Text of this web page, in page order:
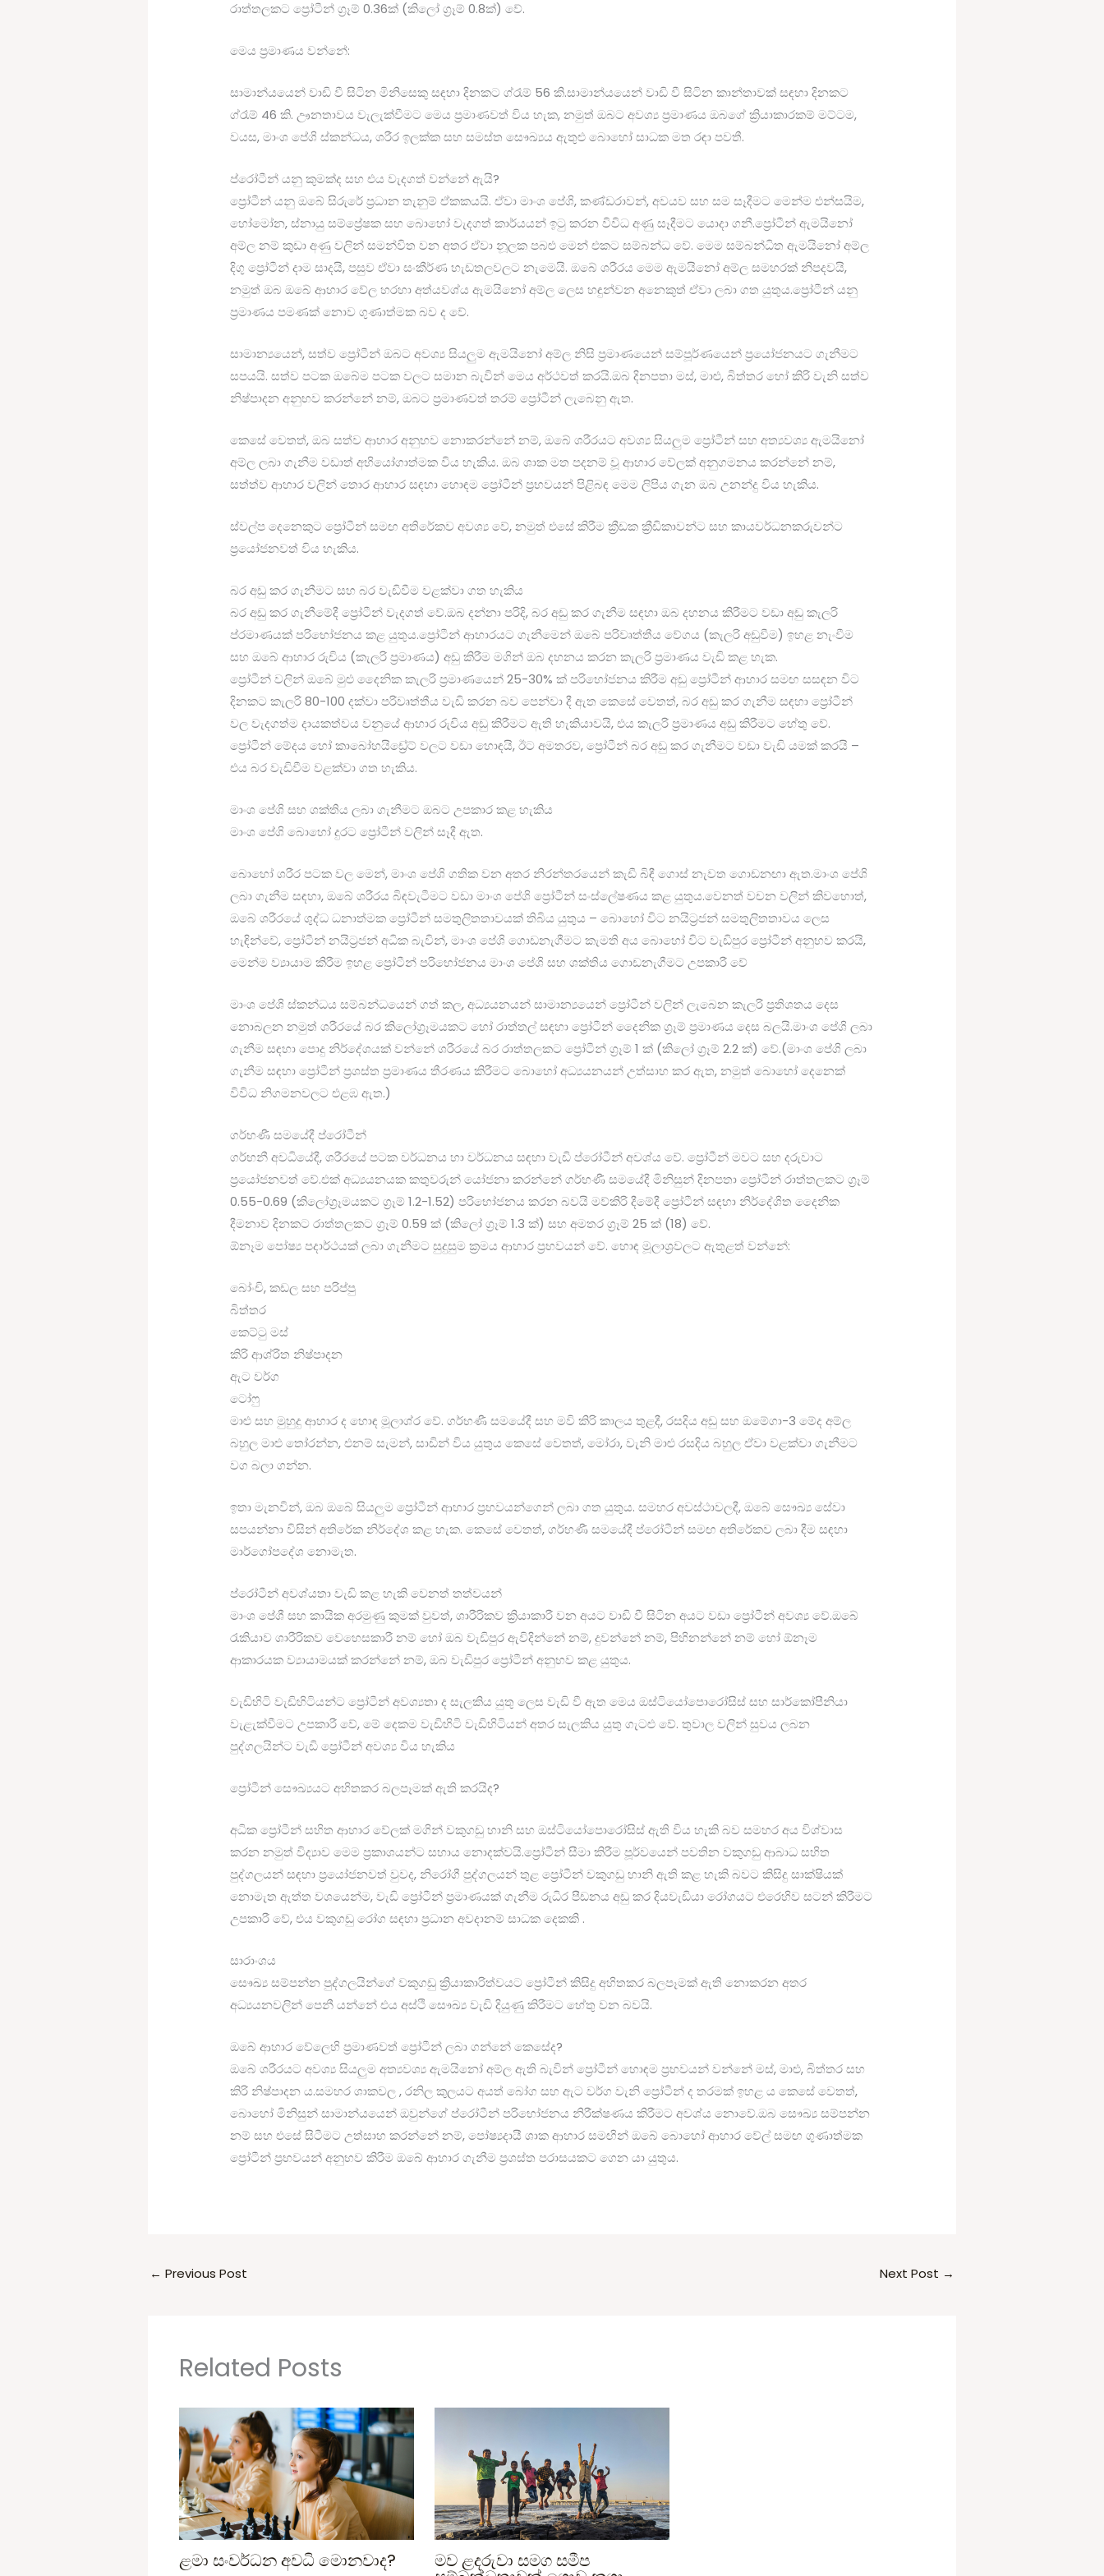
රාත්තලකට ප්‍රෝටීන් ග්‍රෑම් 0.36ක් (කිලෝ ග්‍රෑම් 0.8ක්) වේ.
මෙය ප්‍රමාණය වන්නේ:
සාමාන්යයෙන් වාඩි වී සිටින මිනිසෙකු සඳහා දිනකට ග්රෑම් 56 කි.සාමාන්යයෙන් වාඩි වී සිටින කාන්තාවක් සඳහා දිනකට
ග්රෑම් 46 කි. ඌනතාවය වැලැක්වීමට මෙය ප්‍රමාණවත් විය හැක, නමුත් ඔබට අවශ්‍ය ප්‍රමාණය ඔබගේ ක්‍රියාකාරකම් මට්ටම,
වයස, මාංශ පේශි ස්කන්ධය, ශරීර ඉලක්ක සහ සමස්ත සෞඛ්‍යය ඇතුළු බොහෝ සාධක මත රඳා පවතී.
ප්රෝටීන් යනු කුමක්ද සහ එය වැදගත් වන්නේ ඇයි?
ප්‍රෝටීන් යනු ඔබේ සිරුරේ ප්‍රධාන තැනුම් ඒකකයයි. ඒවා මාංශ පේශි, කණ්ඩරාවන්, අවයව සහ සම සෑදීමට මෙන්ම එන්සයිම,
හෝමෝන, ස්නායු සම්ප්‍රේෂක සහ බොහෝ වැදගත් කාර්යයන් ඉටු කරන විවිධ අණු සෑදීමට යොදා ගනී.ප්‍රෝටීන් ඇමයිනෝ
අම්ල නම් කුඩා අණු වලින් සමන්විත වන අතර ඒවා නූලක පබළු මෙන් එකට සම්බන්ධ වේ. මෙම සම්බන්ධිත ඇමයිනෝ අම්ල
දිගු ප්‍රෝටීන් දාම සාදයි, පසුව ඒවා සංකීර්ණ හැඩතලවලට නැමෙයි. ඔබේ ශරීරය මෙම ඇමයිනෝ අම්ල සමහරක් නිපදවයි,
නමුත් ඔබ ඔබේ ආහාර වේල හරහා අත්යවශ්ය ඇමයිනෝ අම්ල ලෙස හඳුන්වන අනෙකුත් ඒවා ලබා ගත යුතුය.ප්‍රෝටීන් යනු
ප්‍රමාණය පමණක් නොව ගුණාත්මක බව ද වේ.
සාමාන්‍යයෙන්, සත්ව ප්‍රෝටීන් ඔබට අවශ්‍ය සියලුම ඇමයිනෝ අම්ල නිසි ප්‍රමාණයෙන් සම්පූර්ණයෙන් ප්‍රයෝජනයට ගැනීමට
සපයයි. සත්ව පටක ඔබේම පටක වලට සමාන බැවින් මෙය අර්ථවත් කරයි.ඔබ දිනපතා මස්, මාළු, බිත්තර හෝ කිරි වැනි සත්ව
නිෂ්පාදන අනුභව කරන්නේ නම්, ඔබට ප්‍රමාණවත් තරම් ප්‍රෝටීන් ලැබෙනු ඇත.
කෙසේ වෙතත්, ඔබ සත්ව ආහාර අනුභව නොකරන්නේ නම්, ඔබේ ශරීරයට අවශ්‍ය සියලුම ප්‍රෝටීන් සහ අත්‍යවශ්‍ය ඇමයිනෝ
අම්ල ලබා ගැනීම වඩාත් අභියෝගාත්මක විය හැකිය. ඔබ ශාක මත පදනම් වූ ආහාර වේලක් අනුගමනය කරන්නේ නම්,
සත්ත්ව ආහාර වලින් තොර ආහාර සඳහා හොඳම ප්‍රෝටීන් ප්‍රභවයන් පිළිබඳ මෙම ලිපිය ගැන ඔබ උනන්දු විය හැකිය.
ස්වල්ප දෙනෙකුට ප්‍රෝටීන් සමඟ අතිරේකව අවශ්‍ය වේ, නමුත් එසේ කිරීම ක්‍රීඩක ක්‍රීඩිකාවන්ට සහ කායවර්ධනකරුවන්ට
ප්‍රයෝජනවත් විය හැකිය.
බර අඩු කර ගැනීමට සහ බර වැඩිවීම වළක්වා ගත හැකිය
බර අඩු කර ගැනීමේදී ප්‍රෝටීන් වැදගත් වේ.ඔබ දන්නා පරිදි, බර අඩු කර ගැනීම සඳහා ඔබ දහනය කිරීමට වඩා අඩු කැලරි
ප්රමාණයක් පරිභෝජනය කළ යුතුය.ප්‍රෝටීන් ආහාරයට ගැනීමෙන් ඔබේ පරිවෘත්තීය වේගය (කැලරි අඩුවීම) ඉහළ නැංවීම
සහ ඔබේ ආහාර රුචිය (කැලරි ප්‍රමාණය) අඩු කිරීම මගින් ඔබ දහනය කරන කැලරි ප්‍රමාණය වැඩි කළ හැක.
ප්‍රෝටීන් වලින් ඔබේ මුළු දෛනික කැලරි ප්‍රමාණයෙන් 25-30% ක් පරිභෝජනය කිරීම අඩු ප්‍රෝටීන් ආහාර සමඟ සසඳන විට
දිනකට කැලරි 80-100 දක්වා පරිවෘත්තීය වැඩි කරන බව පෙන්වා දී ඇත කෙසේ වෙතත්, බර අඩු කර ගැනීම සඳහා ප්‍රෝටීන්
වල වැදගත්ම දායකත්වය වනුයේ ආහාර රුචිය අඩු කිරීමට ඇති හැකියාවයි, එය කැලරි ප්‍රමාණය අඩු කිරීමට හේතු වේ.
ප්‍රෝටීන් මේදය හෝ කාබෝහයිඩ්‍රේට් වලට වඩා හොඳයි, ඊට අමතරව, ප්‍රෝටීන් බර අඩු කර ගැනීමට වඩා වැඩි යමක් කරයි –
එය බර වැඩිවීම වළක්වා ගත හැකිය.
මාංශ පේශි සහ ශක්තිය ලබා ගැනීමට ඔබට උපකාර කළ හැකිය
මාංශ පේශි බොහෝ දුරට ප්‍රෝටීන් වලින් සෑදී ඇත.
බොහෝ ශරීර පටක වල මෙන්, මාංශ පේශි ගතික වන අතර නිරන්තරයෙන් කැඩී බිඳී ගොස් නැවත ගොඩනඟා ඇත.මාංශ පේශි
ලබා ගැනීම සඳහා, ඔබේ ශරීරය බිඳවැටීමට වඩා මාංශ පේශි ප්‍රෝටීන් සංස්ලේෂණය කළ යුතුය.වෙනත් වචන වලින් කිවහොත්,
ඔබේ ශරීරයේ ශුද්ධ ධනාත්මක ප්‍රෝටීන් සමතුලිතතාවයක් තිබිය යුතුය – බොහෝ විට නයිට්‍රජන් සමතුලිතතාවය ලෙස
හැඳින්වේ, ප්‍රෝටීන් නයිට්‍රජන් අධික බැවින්, මාංශ පේශි ගොඩනැගීමට කැමති අය බොහෝ විට වැඩිපුර ප්‍රෝටීන් අනුභව කරයි,
මෙන්ම ව්‍යායාම කිරීම ඉහළ ප්‍රෝටීන් පරිභෝජනය මාංශ පේශි සහ ශක්තිය ගොඩනැගීමට උපකාරී වේ
මාංශ පේශි ස්කන්ධය සම්බන්ධයෙන් ගත් කල, අධ්‍යයනයන් සාමාන්‍යයෙන් ප්‍රෝටීන් වලින් ලැබෙන කැලරි ප්‍රතිශතය දෙස
නොබලන නමුත් ශරීරයේ බර කිලෝග්‍රෑමයකට හෝ රාත්තල් සඳහා ප්‍රෝටීන් දෛනික ග්‍රෑම් ප්‍රමාණය දෙස බලයි.මාංශ පේශි ලබා
ගැනීම සඳහා පොදු නිර්දේශයක් වන්නේ ශරීරයේ බර රාත්තලකට ප්‍රෝටීන් ග්‍රෑම් 1 ක් (කිලෝ ග්‍රෑම් 2.2 ක්) වේ.(මාංශ පේශි ලබා
ගැනීම සඳහා ප්‍රෝටීන් ප්‍රශස්ත ප්‍රමාණය තීරණය කිරීමට බොහෝ අධ්‍යයනයන් උත්සාහ කර ඇත, නමුත් බොහෝ දෙනෙක්
විවිධ නිගමනවලට එළඹ ඇත.)
ගර්භණී සමයේදී ප්රෝටීන්
ගර්භනී අවධියේදී, ශරීරයේ පටක වර්ධනය හා වර්ධනය සඳහා වැඩි ප්රෝටීන් අවශ්ය වේ. ප්‍රෝටීන් මවට සහ දරුවාට
ප්‍රයෝජනවත් වේ.එක් අධ්‍යයනයක කතුවරුන් යෝජනා කරන්නේ ගර්භණී සමයේදී මිනිසුන් දිනපතා ප්‍රෝටීන් රාත්තලකට ග්‍රෑම්
0.55-0.69 (කිලෝග්‍රෑමයකට ග්‍රෑම් 1.2-1.52) පරිභෝජනය කරන බවයි මව්කිරි දීමේදී ප්‍රෝටීන් සඳහා නිර්දේශිත දෛනික
දීමනාව දිනකට රාත්තලකට ග්‍රෑම් 0.59 ක් (කිලෝ ග්‍රෑම් 1.3 ක්) සහ අමතර ග්‍රෑම් 25 ක් (18) වේ.
ඕනෑම පෝෂ්‍ය පදාර්ථයක් ලබා ගැනීමට සුදුසුම ක්‍රමය ආහාර ප්‍රභවයන් වේ. හොඳ මූලාශ්‍රවලට ඇතුළත් වන්නේ:
බෝංචි, කඩල සහ පරිප්පු
බිත්තර
කෙට්ටු මස්
කිරි ආශ්රිත නිෂ්පාදන
ඇට වර්ග
ටෝෆු
මාළු සහ මුහුදු ආහාර ද හොඳ මූලාශ්ර වේ. ගර්භණී සමයේදී සහ මවි කිරි කාලය තුළදී, රසදිය අඩු සහ ඔමේගා-3 මේද අම්ල
බහුල මාළු තෝරන්න, එනම් සැමන්, සාඩින් විය යුතුය කෙසේ වෙතත්, මෝරා, වැනි මාළු රසදිය බහුල ඒවා වළක්වා ගැනීමට
වග බලා ගන්න.
ඉතා මැනවින්, ඔබ ඔබේ සියලුම ප්‍රෝටීන් ආහාර ප්‍රභවයන්ගෙන් ලබා ගත යුතුය. සමහර අවස්ථාවලදී, ඔබේ සෞඛ්‍ය සේවා
සපයන්නා විසින් අතිරේක නිර්දේශ කළ හැක. කෙසේ වෙතත්, ගර්භණී සමයේදී ප්රෝටීන් සමඟ අතිරේකව ලබා දීම සඳහා
මාර්ගෝපදේශ නොමැත.
ප්රෝටීන් අවශ්යතා වැඩි කළ හැකි වෙනත් තත්වයන්
මාංශ පේශී සහ කායික අරමුණු කුමක් වුවත්, ශාරීරිකව ක්‍රියාකාරී වන අයට වාඩි වී සිටින අයට වඩා ප්‍රෝටීන් අවශ්‍ය වේ.ඔබේ
රැකියාව ශාරීරිකව වෙහෙසකාරී නම් හෝ ඔබ වැඩිපුර ඇවිදින්නේ නම්, දුවන්නේ නම්, පිහිනන්නේ නම් හෝ ඕනෑම
ආකාරයක ව්‍යායාමයක් කරන්නේ නම්, ඔබ වැඩිපුර ප්‍රෝටීන් අනුභව කළ යුතුය.
වැඩිහිටි වැඩිහිටියන්ට ප්‍රෝටීන් අවශ්‍යතා ද සැලකිය යුතු ලෙස වැඩි වී ඇත මෙය ඔස්ටියෝපොරෝසිස් සහ සාර්කෝපීනියා
වැළැක්වීමට උපකාරී වේ, මේ දෙකම වැඩිහිටි වැඩිහිටියන් අතර සැලකිය යුතු ගැටළු වේ. තුවාල වලින් සුවය ලබන
පුද්ගලයින්ට වැඩි ප්‍රෝටීන් අවශ්‍ය විය හැකිය
ප්‍රෝටීන් සෞඛ්‍යයට අහිතකර බලපෑමක් ඇති කරයිද?
අධික ප්‍රෝටීන් සහිත ආහාර වේලක් මගින් වකුගඩු හානි සහ ඔස්ටියෝපොරෝසිස් ඇති විය හැකි බව සමහර අය විශ්වාස
කරන නමුත් විද්‍යාව මෙම ප්‍රකාශයන්ට සහාය නොදක්වයි.ප්‍රෝටීන් සීමා කිරීම පූර්වයෙන් පවතින වකුගඩු ආබාධ සහිත
පුද්ගලයන් සඳහා ප්‍රයෝජනවත් වුවද, නිරෝගී පුද්ගලයන් තුළ ප්‍රෝටීන් වකුගඩු හානි ඇති කළ හැකි බවට කිසිදු සාක්ෂියක්
නොමැත ඇත්ත වශයෙන්ම, වැඩි ප්‍රෝටීන් ප්‍රමාණයක් ගැනීම රුධිර පීඩනය අඩු කර දියවැඩියා රෝගයට එරෙහිව සටන් කිරීමට
උපකාරී වේ, එය වකුගඩු රෝග සඳහා ප්‍රධාන අවදානම් සාධක දෙකකි .
සාරාංශය
සෞඛ්‍ය සම්පන්න පුද්ගලයින්ගේ වකුගඩු ක්‍රියාකාරිත්වයට ප්‍රෝටීන් කිසිදු අහිතකර බලපෑමක් ඇති නොකරන අතර
අධ්‍යයනවලින් පෙනී යන්නේ එය අස්ථි සෞඛ්‍ය වැඩි දියුණු කිරීමට හේතු වන බවයි.
ඔබේ ආහාර වේලෙහි ප්‍රමාණවත් ප්‍රෝටීන් ලබා ගන්නේ කෙසේද?
ඔබේ ශරීරයට අවශ්‍ය සියලුම අත්‍යවශ්‍ය ඇමයිනෝ අම්ල ඇති බැවින් ප්‍රෝටීන් හොඳම ප්‍රභවයන් වන්නේ මස්, මාළු, බිත්තර සහ
කිරි නිෂ්පාදන ය.සමහර ශාකවල , රනිල කුලයට අයත් බෝග සහ ඇට වර්ග වැනි ප්‍රෝටීන් ද තරමක් ඉහළ ය කෙසේ වෙතත්,
බොහෝ මිනිසුන් සාමාන්යයෙන් ඔවුන්ගේ ප්රෝටීන් පරිභෝජනය නිරීක්ෂණය කිරීමට අවශ්ය නොවේ.ඔබ සෞඛ්‍ය සම්පන්න
නම් සහ එසේ සිටීමට උත්සාහ කරන්නේ නම්, පෝෂ්‍යදායී ශාක ආහාර සමඟින් ඔබේ බොහෝ ආහාර වේල් සමඟ ගුණාත්මක
ප්‍රෝටීන් ප්‍රභවයන් අනුභව කිරීම ඔබේ ආහාර ගැනීම ප්‍රශස්ත පරාසයකට ගෙන යා යුතුය.
← Previous Post Next Post →
Related Posts
ළමා සංවර්ධන අවධි මොනවාද? මව ළදරුවා සමග සමීප